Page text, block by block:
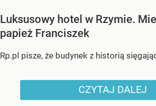
Luksusowy hotel w Rzymie.
papież Franciszek
Rp.pl pisze, że budynek z historią
CZYTAJ DALEJ